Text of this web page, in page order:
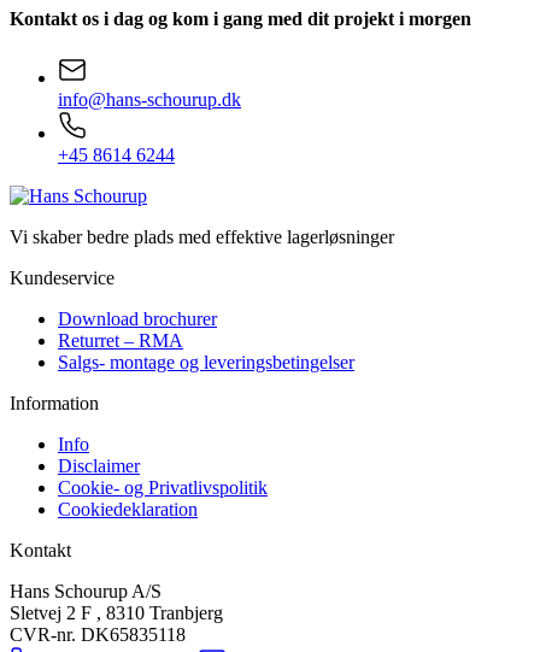
Kontakt os i dag og kom i gang med dit projekt i morgen
info@hans-schourup.dk
+45 8614 6244
Vi skaber bedre plads med effektive lagerløsninger
Kundeservice
Download brochurer
Returret – RMA
Salgs- montage og leveringsbetingelser
Information
Info
Disclaimer
Cookie- og Privatlivspolitik
Cookiedeklaration
Kontakt
Hans Schourup A/S
Sletvej 2 F , 8310 Tranbjerg
CVR-nr. DK65835118